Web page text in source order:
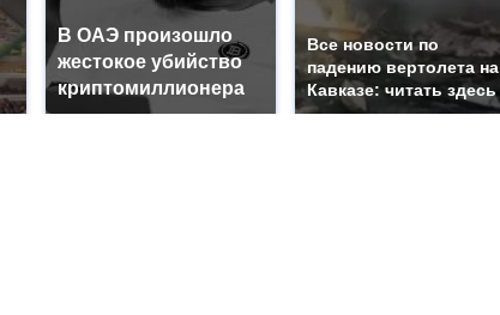
В ОАЭ произошло
жестокое убийство
криптомиллионера
Все новости по
падению вертолета на
Кавказе: читать здесь